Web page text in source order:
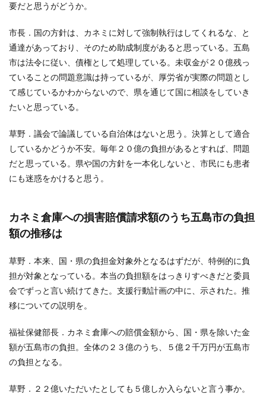
要だと思うがどうか。
市長．国の方針は、カネミに対して強制執行はしてくれるな、と
通達があっており、そのため助成制度があると思っている。五島
市は法令に従い、債権として処理している。未収金が２０億残っ
ていることの問題意識は持っているが、厚労省が実際の問題とし
て感じているかわからないので、県を通じて国に相談をしていき
たいと思っている。
草野．議会で論議している自治体はないと思う。決算として適合
しているかどうか不安。毎年２０億の負担があるとすれば、問題
だと思っている。県や国の方針を一本化しないと、市民にも患者
にも迷惑をかけると思う。
カネミ倉庫への損害賠償請求額のうち五島市の負担
額の推移は
草野．本来、国・県の負担金対象外となるはずだが、特例的に負
担が対象となっている。本当の負担額をはっきりすべきだと委員
会でずっと言い続けてきた。支援行動計画の中に、示された。推
移についての説明を。
福祉保健部長．カネミ倉庫への賠償金額から、国・県を除いた金
額が五島市の負担。全体の２３億のうち、５億２千万円が五島市
の負担となる。
草野．２２億いただいたとしても５億しか入らないと言う事か。